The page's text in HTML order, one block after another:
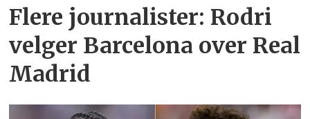
Flere journalister: Rodri
velger Barcelona over Real
Madrid